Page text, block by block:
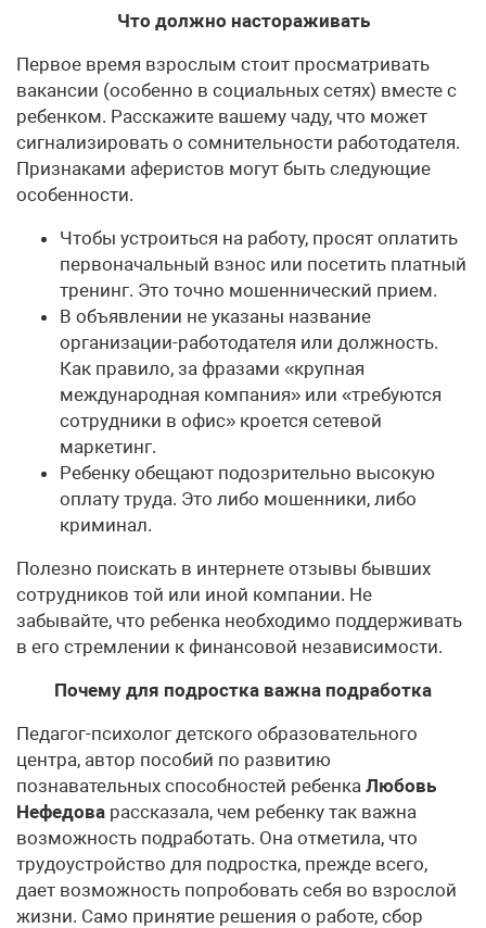
Что должно настораживать
Первое время взрослым стоит просматривать
вакансии (особенно в социальных сетях) вместе с
ребенком. Расскажите вашему чаду, что может
сигнализировать о сомнительности работодателя.
Признаками аферистов могут быть следующие
особенности.
Чтобы устроиться на работу, просят оплатить
первоначальный взнос или посетить платный
тренинг. Это точно мошеннический прием.
В объявлении не указаны название
организации-работодателя или должность.
Как правило, за фразами «крупная
международная компания» или «требуются
сотрудники в офис» кроется сетевой
маркетинг.
Ребенку обещают подозрительно высокую
оплату труда. Это либо мошенники, либо
криминал.
Полезно поискать в интернете отзывы бывших
сотрудников той или иной компании. Не
забывайте, что ребенка необходимо поддерживать
в его стремлении к финансовой независимости.
Почему для подростка важна подработка
Педагог-психолог детского образовательного
центра, автор пособий по развитию
познавательных способностей ребенка Любовь
Нефедова рассказала, чем ребенку так важна
возможность подработать. Она отметила, что
трудоустройство для подростка, прежде всего,
дает возможность попробовать себя во взрослой
жизни. Само принятие решения о работе, сбор